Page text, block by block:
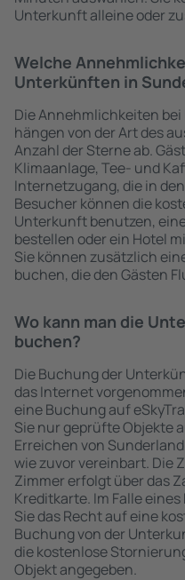
Unterkunft alleine oder
Welche
Unterkünften in
Die Annehmlichkeiten
hängen von der Art des
Anzahl der Sterne ab.
Klimaanlage, Tee- und
Internetzugang, die in
Besucher können die
Unterkunft benutzen,
bestellen oder ein Hotel
Sie können zusätzlich
buchen, die den Gästen
Wo kann man die
buchen?
Die Buchung der
das Internet
eine Buchung auf
Sie nur geprüfte Objekte
Erreichen von
wie zuvor vereinbart. Die
Zimmer erfolgt über das
Kreditkarte. Im Falle
Sie das Recht auf eine
Buchung von der
die kostenlose
Objekt angegeben.